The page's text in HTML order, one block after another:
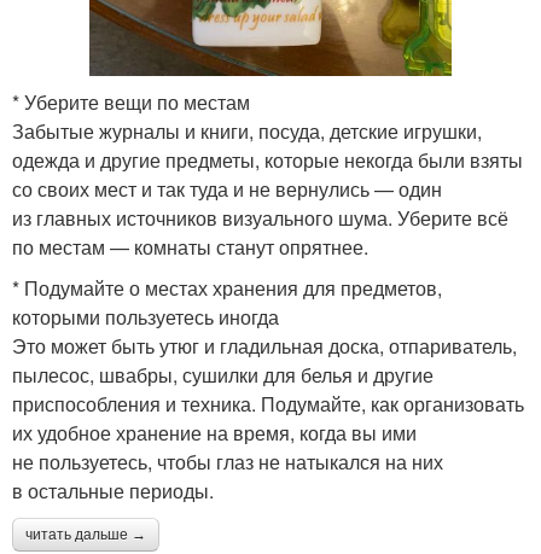
* Уберите вещи по местам
Забытые журналы и книги, посуда, детские игрушки,
одежда и другие предметы, которые некогда были взяты
со своих мест и так туда и не вернулись — один
из главных источников визуального шума. Уберите всё
по местам — комнаты станут опрятнее.
* Подумайте о местах хранения для предметов,
которыми пользуетесь иногда
Это может быть утюг и гладильная доска, отпариватель,
пылесос, швабры, сушилки для белья и другие
приспособления и техника. Подумайте, как организовать
их удобное хранение на время, когда вы ими
не пользуетесь, чтобы глаз не натыкался на них
в остальные периоды.
читать дальше →